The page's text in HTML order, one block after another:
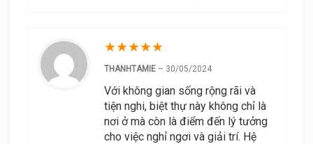
★★★★★
THANHTAMIE – 30/05/2024
Với không gian sống rộng rãi và
tiện nghi, biệt thự này không chỉ là
nơi ở mà còn là điểm đến lý tưởng
cho việc nghỉ ngơi và giải trí. Hệ